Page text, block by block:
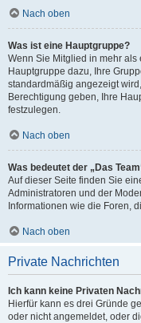
Nach oben
Was ist eine Hauptgruppe?
Wenn Sie Mitglied in mehr
Hauptgruppe dazu, Ihre
standardmäßig angezeigt
Berechtigung geben, Ihre
festzulegen.
Nach oben
Was bedeutet der „Das
Auf dieser Seite finden Sie
Administratoren und der
Informationen wie die Foren,
Nach oben
Private Nachrichten
Ich kann keine Privaten
Hierfür kann es drei Gründe
oder nicht angemeldet, oder